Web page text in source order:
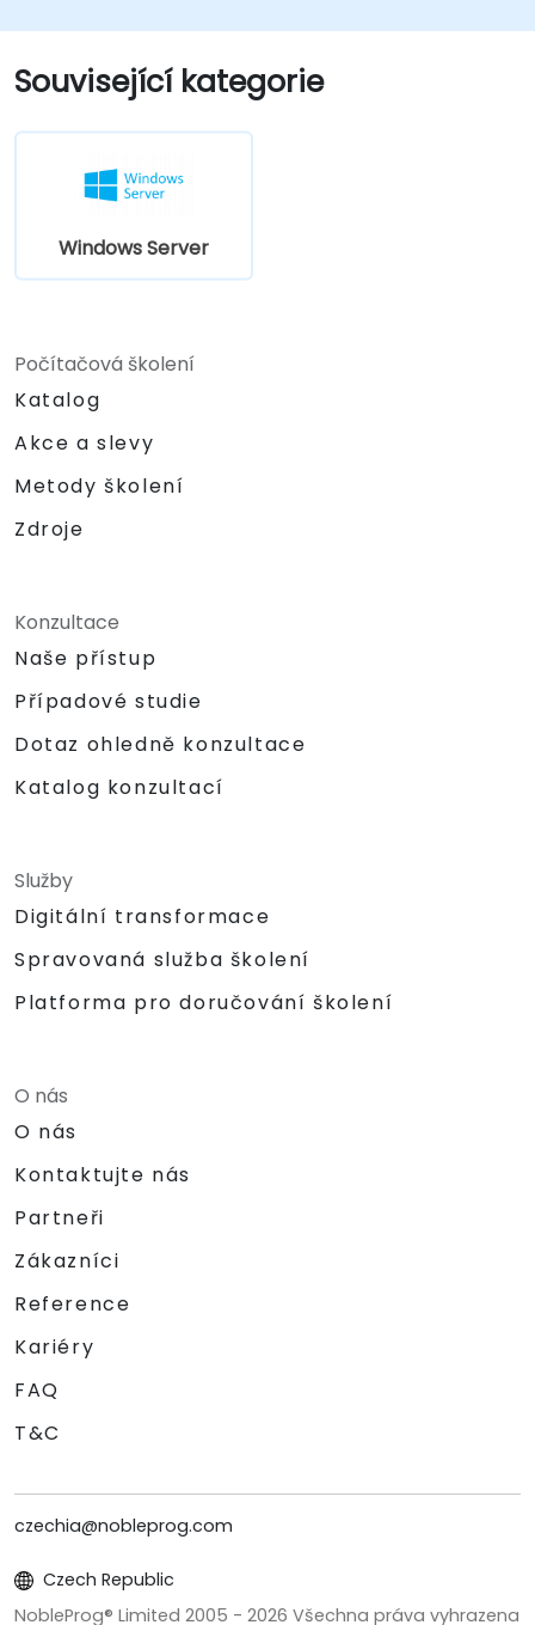
Active Directory (Azure AD).
Konfigurovat prostředí Hyper-V, síťové
funkce a řešení úložišť v systému Windows
operačním systémem Windows Server v
cloudu Azure, včetně jejich nasazování,
konfigurace a škálování.
Související kategorie
Windows Server
Počítačová školení
Katalog
Akce a slevy
Metody školení
Zdroje
Konzultace
Naše přístup
Případové studie
Dotaz ohledně konzultace
Katalog konzultací
Služby
Digitální transformace
Spravovaná služba školení
Platforma pro doručování školení
O nás
O nás
Kontaktujte nás
Partneři
Zákazníci
Reference
Kariéry
FAQ
T&C
czechia@nobleprog.com
Czech Republic
NobleProg® Limited 2005 - 2026 Všechna práva vyhrazena